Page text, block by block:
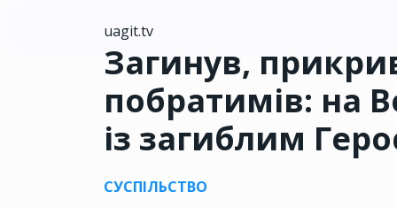
uagit.tv
Загинув,
побратимів: на
із загиблим
СУСПІЛЬСТВО